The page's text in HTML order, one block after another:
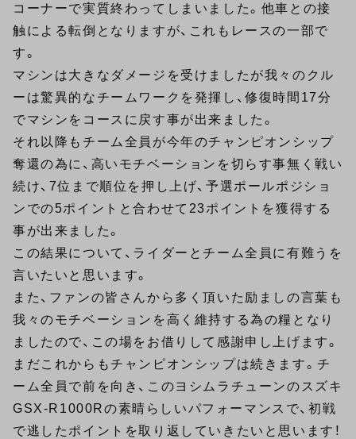
コーナーで実質終わってしまいました。他車との接
触による転倒となりますが、これもレースの一部で
す。
マシンは大きなダメージを受けましたが我々のクル
ーは驚異的なチームワークを発揮し、修復時間17分
でマシンをコースに戻す事が出来ました。
それ以降もチーム全員が今年のチャンピオンシップ
奪還の為に、高いモチベーションを切らす事無く戦い
続け、7位まで順位を押し上げ、予選ポールポジショ
ンでの5ポイントと合わせて23ポイントを獲得する
事が出来ました。
この結果について、ライダーとチーム全員に有難うを
言いたいと思います。
また、ファンの皆さんから多く頂いた励ましの言葉も
我々のモチベーションを高く維持する為の糧となり
ましたので、この場をお借りして感謝申し上げます。
まだこれからもチャンピオンシップは続きます。チ
ーム全員で前を向き、このヨシムラチューンのスズキ
GSX-R1000Rの素晴らしいパフォーマンスで、初戦
で逃したポイントを取り返していきたいと思います！